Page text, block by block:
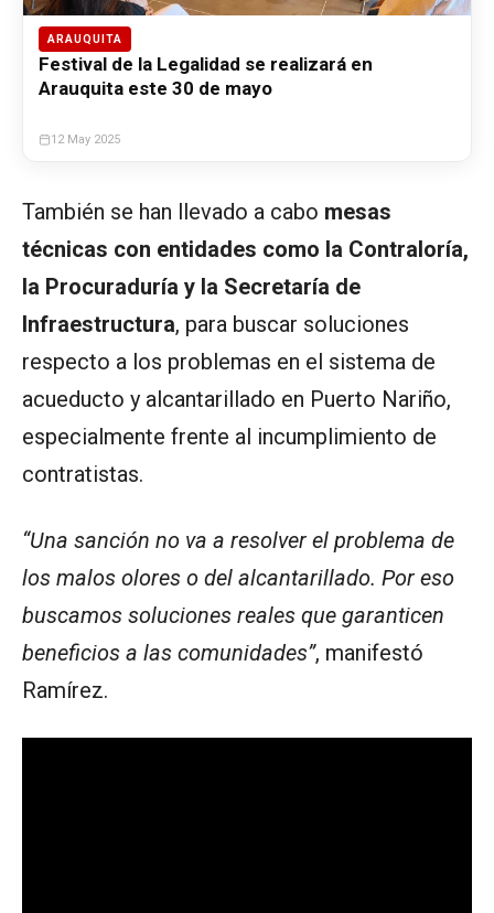
ARAUQUITA
Festival de la Legalidad se realizará en
Arauquita este 30 de mayo
12 May 2025
También se han llevado a cabo mesas
técnicas con entidades como la Contraloría,
la Procuraduría y la Secretaría de
Infraestructura, para buscar soluciones
respecto a los problemas en el sistema de
acueducto y alcantarillado en Puerto Nariño,
especialmente frente al incumplimiento de
contratistas.
“Una sanción no va a resolver el problema de
los malos olores o del alcantarillado. Por eso
buscamos soluciones reales que garanticen
beneficios a las comunidades”, manifestó
Ramírez.